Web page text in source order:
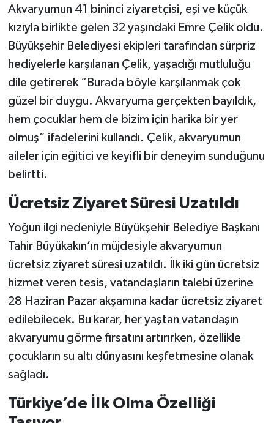
Akvaryumun 41 bininci ziyaretçisi, eşi ve küçük
kızıyla birlikte gelen 32 yaşındaki Emre Çelik oldu.
Büyükşehir Belediyesi ekipleri tarafından sürpriz
hediyelerle karşılanan Çelik, yaşadığı mutluluğu
dile getirerek “Burada böyle karşılanmak çok
güzel bir duygu. Akvaryuma gerçekten bayıldık,
hem çocuklar hem de bizim için harika bir yer
olmuş” ifadelerini kullandı. Çelik, akvaryumun
aileler için eğitici ve keyifli bir deneyim sunduğunu
belirtti.
Ücretsiz Ziyaret Süresi Uzatıldı
Yoğun ilgi nedeniyle Büyükşehir Belediye Başkanı
Tahir Büyükakın’ın müjdesiyle akvaryumun
ücretsiz ziyaret süresi uzatıldı. İlk iki gün ücretsiz
hizmet veren tesis, vatandaşların talebi üzerine
28 Haziran Pazar akşamına kadar ücretsiz ziyaret
edilebilecek. Bu karar, her yaştan vatandaşın
akvaryumu görme fırsatını artırırken, özellikle
çocukların su altı dünyasını keşfetmesine olanak
sağladı.
Türkiye’de İlk Olma Özelliği